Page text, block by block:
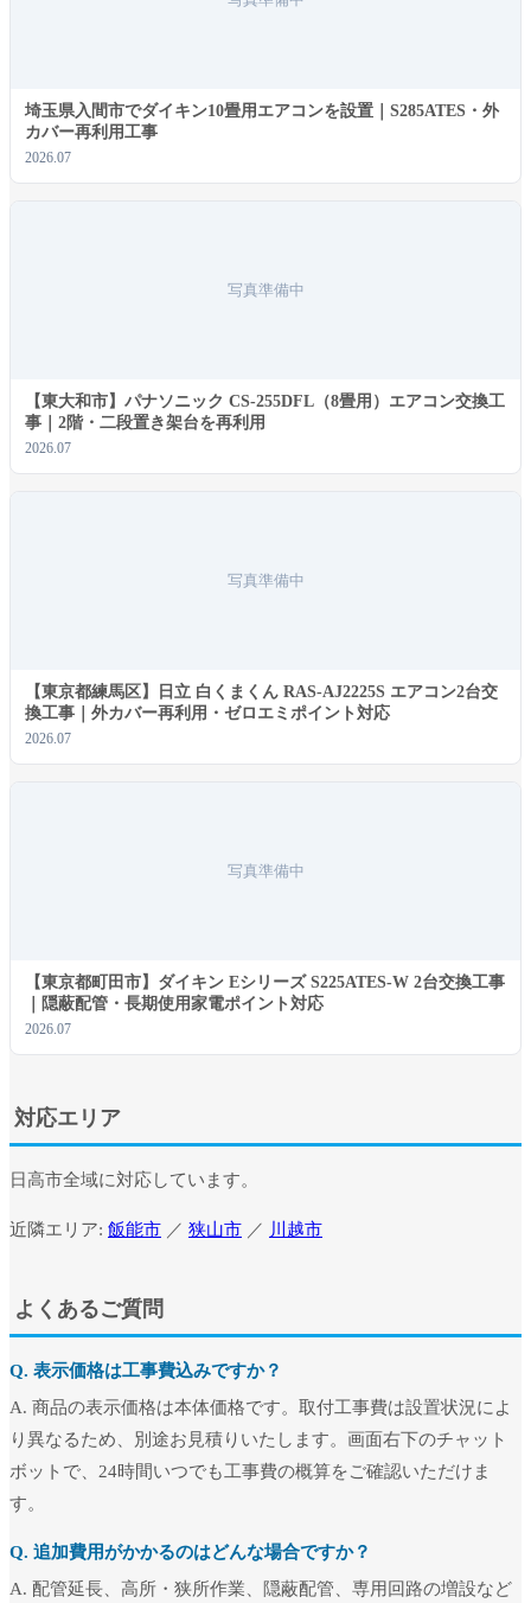
埼玉県入間市でダイキン10畳用エアコンを設置｜S285ATES・外
カバー再利用工事
2026.07
写真準備中
【東大和市】パナソニック CS-255DFL（8畳用）エアコン交換工
事｜2階・二段置き架台を再利用
2026.07
写真準備中
【東京都練馬区】日立 白くまくん RAS-AJ2225S エアコン2台交
換工事｜外カバー再利用・ゼロエミポイント対応
2026.07
写真準備中
【東京都町田市】ダイキン Eシリーズ S225ATES-W 2台交換工事
｜隠蔽配管・長期使用家電ポイント対応
2026.07
対応エリア
日高市全域に対応しています。
近隣エリア: 飯能市 ／ 狭山市 ／ 川越市
よくあるご質問
Q. 表示価格は工事費込みですか？
A. 商品の表示価格は本体価格です。取付工事費は設置状況によ
り異なるため、別途お見積りいたします。画面右下のチャット
ボットで、24時間いつでも工事費の概算をご確認いただけま
す。
Q. 追加費用がかかるのはどんな場合ですか？
A. 配管延長、高所・狭所作業、隠蔽配管、専用回路の増設など
ユーザー名またはメールアドレス